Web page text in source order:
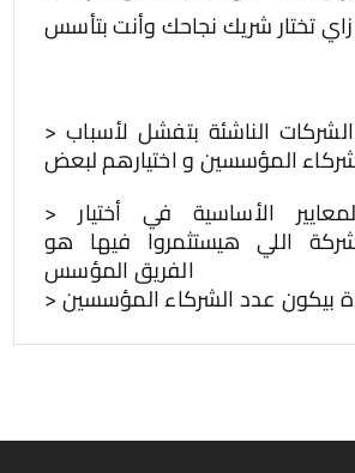
> نسبه 23% من الشركات الناشئة بتفشل لأسباب
المؤسسين و اختيارهم لبعض
> واحدة من المعايير الأساسية في أختيار
اللي هيستثمروا فيها هو
الفريق المؤسس